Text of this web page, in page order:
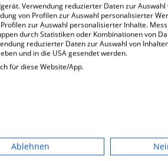
Auslastung
16.39
Pfleger
Klinik.
Verwendung reduzierter Daten zur Auswahl
von Profilen zur Auswahl personalisierter
zur Auswahl personalisierter Inhalte.
durch Statistiken oder Kombinationen von
reduzierter Daten zur Auswahl von
und in die USA gesendet werden.
für diese Website/App.
Werbeanzeigen
Ablehnen